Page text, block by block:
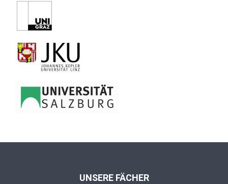
UNSERE FÄCHER